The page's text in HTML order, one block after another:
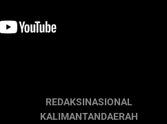
REDAKSINASIONAL
KALIMANTANDAERAH